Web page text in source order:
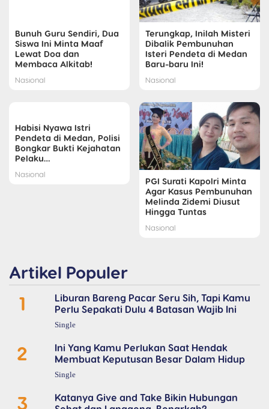
Bunuh Guru Sendiri, Dua
Siswa Ini Minta Maaf
Lewat Doa dan
Membaca Alkitab!
Nasional
Terungkap, Inilah Misteri
Dibalik Pembunuhan
Isteri Pendeta di Medan
Baru-baru Ini!
Nasional
Habisi Nyawa Istri
Pendeta di Medan, Polisi
Bongkar Bukti Kejahatan
Pelaku…
Nasional
PGI Surati Kapolri Minta
Agar Kasus Pembunuhan
Melinda Zidemi Diusut
Hingga Tuntas
Nasional
Artikel Populer
1
Liburan Bareng Pacar Seru Sih, Tapi Kamu
Perlu Sepakati Dulu 4 Batasan Wajib Ini
Single
2
Ini Yang Kamu Perlukan Saat Hendak
Membuat Keputusan Besar Dalam Hidup
Single
3
Katanya Give and Take Bikin Hubungan